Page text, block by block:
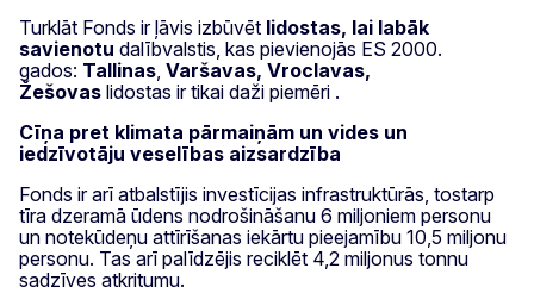
Turklāt Fonds ir ļāvis izbūvēt lidostas, lai labāk
savienotu dalībvalstis, kas pievienojās ES 2000.
gados: Tallinas Varšavas, Vroclavas,
Žešovas lidostas ir tikai daži piemēri .
Cīņa pret klimata pārmaiņām un vides un
iedzīvotāju veselības aizsardzība
Fonds ir arī atbalstījis investīcijas infrastruktūrās, tostarp
tīra dzeramā ūdens nodrošināšanu 6 miljoniem personu
un notekūdeņu attīrīšanas iekārtu pieejamību 10,5 miljonu
personu. Tas arī palīdzējis reciklēt 4,2 miljonus tonnu
sadzīves atkritumu.